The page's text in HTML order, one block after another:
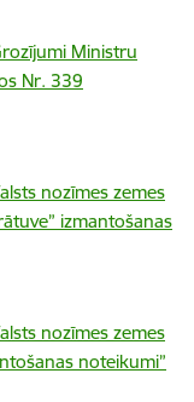
Ministru
Nr. 339
nozīmes zemes
izmantošanas
nozīmes zemes
noteikumi”